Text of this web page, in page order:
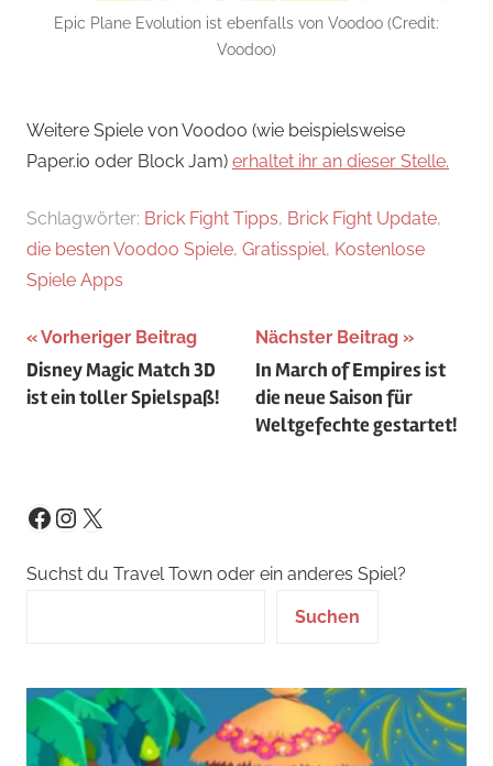
Epic Plane Evolution ist ebenfalls von Voodoo (Credit:
Voodoo)
Weitere Spiele von Voodoo (wie beispielsweise
Paper.io oder Block Jam) erhaltet ihr an dieser Stelle.
Schlagwörter: Brick Fight Tipps, Brick Fight Update,
die besten Voodoo Spiele, Gratisspiel, Kostenlose
Spiele Apps
Beitragsnavigation
Vorheriger Beitrag
Disney Magic Match 3D
ist ein toller Spielspaß!
Nächster Beitrag
In March of Empires ist
die neue Saison für
Weltgefechte gestartet!
Facebook
Instagram
X
Suchst du Travel Town oder ein anderes Spiel?
Suchen